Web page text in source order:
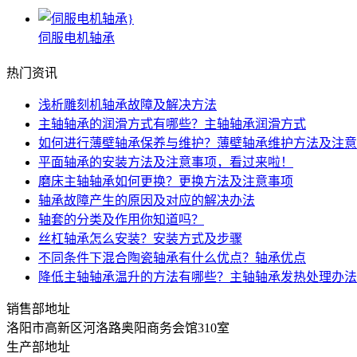
伺服电机轴承
热门资讯
浅析雕刻机轴承故障及解决方法
主轴轴承的润滑方式有哪些？主轴轴承润滑方式
如何进行薄壁轴承保养与维护？薄壁轴承维护方法及注
平面轴承的安装方法及注意事项，看过来啦！
磨床主轴轴承如何更换？更换方法及注意事项
轴承故障产生的原因及对应的解决办法
轴套的分类及作用你知道吗？
丝杠轴承怎么安装？安装方式及步骤
不同条件下混合陶瓷轴承有什么优点？轴承优点
降低主轴轴承温升的方法有哪些？主轴轴承发热处理办法
销售部地址
洛阳市高新区河洛路奥阳商务会馆310室
生产部地址